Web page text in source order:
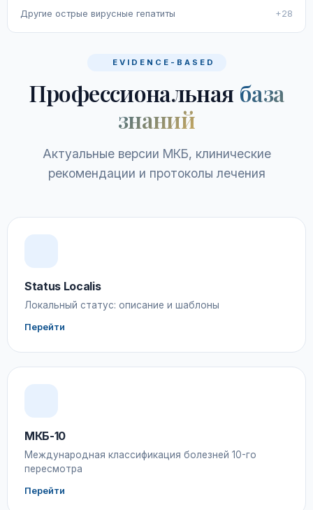
Другие острые вирусные гепатиты +28
EVIDENCE-BASED
Профессиональная база
знаний
Актуальные версии МКБ, клинические
рекомендации и протоколы лечения
Status Localis
Локальный статус: описание и шаблоны
Перейти
МКБ-10
Международная классификация болезней 10-го
пересмотра
Перейти